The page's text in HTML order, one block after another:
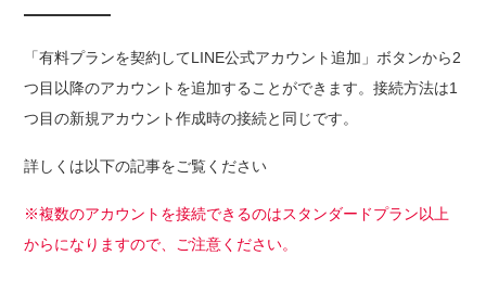
「有料プランを契約してLINE公式アカウント追加」ボタンから2
つ目以降のアカウントを追加することができます。接続方法は1
つ目の新規アカウント作成時の接続と同じです。
詳しくは以下の記事をご覧ください
※複数のアカウントを接続できるのはスタンダードプラン以上
からになりますので、ご注意ください。